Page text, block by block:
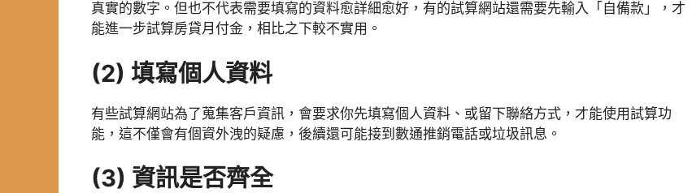
真實的數字。但也不代表需要填寫的資料愈詳細愈好，有的試算網站還需要先輸入「自備款」，才
能進一步試算房貸月付金，相比之下較不實用。
(2) 填寫個人資料
有些試算網站為了蒐集客戶資訊，會要求你先填寫個人資料、或留下聯絡方式，才能使用試算功
能，這不僅會有個資外洩的疑慮，後續還可能接到數通推銷電話或垃圾訊息。
(3) 資訊是否齊全